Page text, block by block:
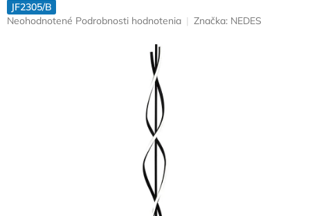
JF2305/B
Priemerné
Neohodnotené Podrobnosti hodnotenia Značka: NEDES